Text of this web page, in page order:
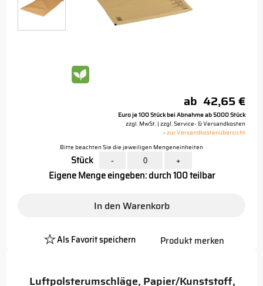
Luftpolsterumschläge, Papier/Kunststoff,
ab 42,65 €
Euro je 100 Stück bei Abnahme ab 5000 Stück
zzgl. MwSt. | zzgl. Service- & Versandkosten
> zur Versandkostenübersicht
Bitte beachten Sie die jeweiligen Mengeneinheiten
Stück - +
Eigene Menge eingeben: durch 100 teilbar
In den Warenkorb
Als Favorit speichern
Platzhalter
Produkt merken